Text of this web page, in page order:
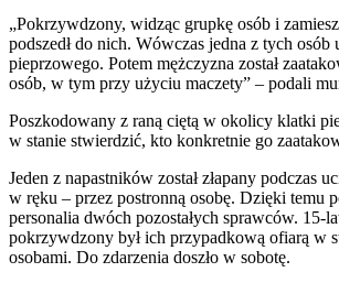
„Pokrzywdzony, widząc grupkę osób i
podszedł do nich. Wówczas jedna z tych osób
pieprzowego. Potem mężczyzna został
osób, w tym przy użyciu maczety” – podali
Poszkodowany z raną ciętą w okolicy klatki
w stanie stwierdzić, kto konkretnie go
Jeden z napastników został złapany podczas
w ręku – przez postronną osobę. Dzięki temu
personalia dwóch pozostałych sprawców. 15-
pokrzywdzony był ich przypadkową ofiarą w
osobami. Do zdarzenia doszło w sobotę.